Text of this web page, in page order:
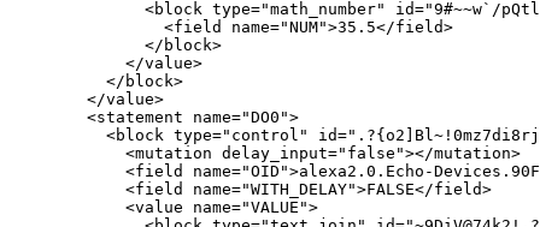
<block type="math_number" id="9#~~w`/
                <field name="NUM">35.5</field>
              </block>
            </value>
          </block>
        </value>
        <statement name="DO0">
<block type="control"
            <mutation delay_input="false"></mutation>
<field name="OID">alexa2.0.Echo-
            <field name="WITH_DELAY">FALSE</field>
            <value name="VALUE">